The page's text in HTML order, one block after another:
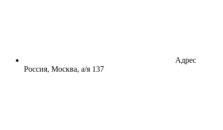
Адрес
Россия, Москва, а/я 137